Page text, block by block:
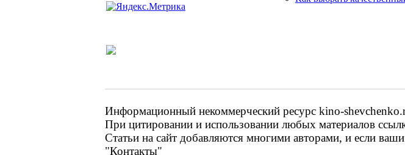
Информационный некоммерческий ресурс kino-
При цитировании и использовании любых материалов
Статьи на сайт добавляются многими авторами, и если
"Контакты"